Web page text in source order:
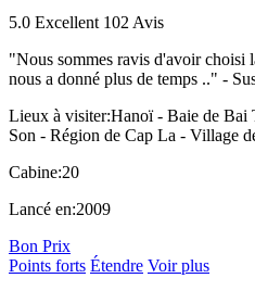
5.0 Excellent 102 Avis
"Nous sommes ravis d'avoir choisi
nous a donné plus de temps .." -
Lieux à visiter:Hanoï - Baie de Bai
Son - Région de Cap La - Village
Cabine:20
Lancé en:2009
Bon Prix
Points forts Étendre Voir plus